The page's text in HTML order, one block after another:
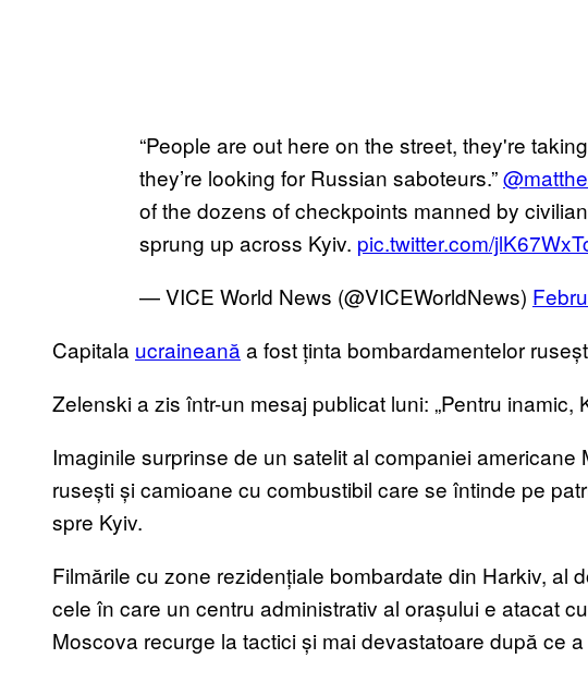
“People are out here on the street, they're
they’re looking for Russian saboteurs.”
of the dozens of checkpoints manned by
sprung up across Kyiv. pic.twitter.com/
— VICE World News (@VICEWorldNews)
Capitala ucraineană a fost ținta bombardamentelor
Zelenski a zis într-un mesaj publicat luni: „Pentru inamic,
Imaginile surprinse de un satelit al companiei
rusești și camioane cu combustibil care se întinde pe
spre Kyiv.
Filmările cu zone rezidențiale bombardate din Harkiv, al
cele în care un centru administrativ al orașului e atacat
Moscova recurge la tactici și mai devastatoare după ce